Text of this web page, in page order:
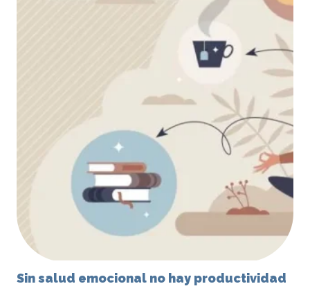
Sin salud emocional no hay productividad